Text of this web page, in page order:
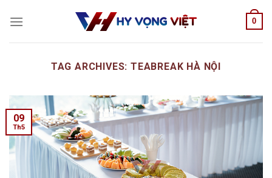
0
TAG ARCHIVES:TEABREAK HÀ NỘI
09
Th5